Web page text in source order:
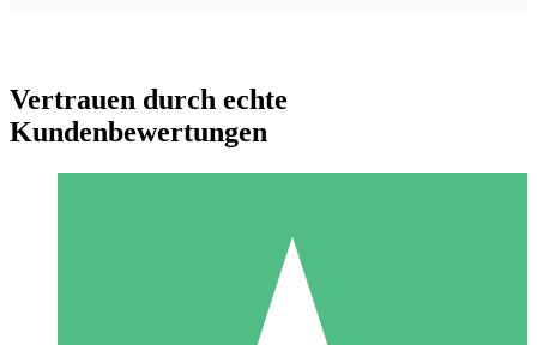
Individuelle Credit-Pakete
Vertrauen durch echte
Kundenbewertungen